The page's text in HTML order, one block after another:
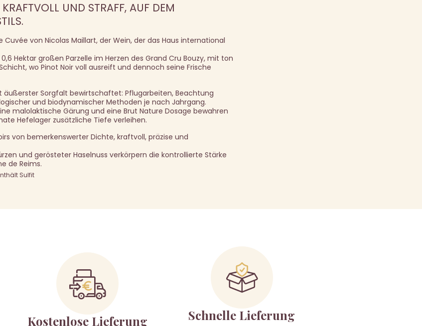
UND STRAFF, AUF DEM
von Nicolas Maillart, der Wein, der das Haus international
Hektar großen Parzelle im Herzen des Grand Cru Bouzy, mit ton
wo Pinot Noir voll ausreift und dennoch seine Frische
äußerster Sorgfalt bewirtschaftet: Pflugarbeiten, Beachtung
und biodynamischer Methoden je nach Jahrgang.
malolaktische Gärung und eine Brut Nature Dosage bewahren
Hefelager zusätzliche Tiefe verleihen.
von bemerkenswerter Dichte, kraftvoll, präzise und
und gerösteter Haselnuss verkörpern die kontrollierte Stärke
de Reims.
Sulfit
Kostenlose Lieferung Schnelle Lieferung